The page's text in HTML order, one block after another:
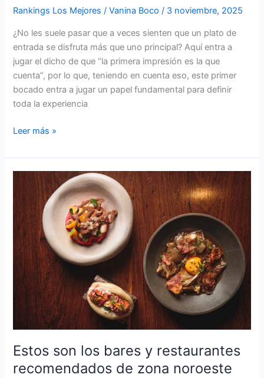
Rankings Los Mejores /Vanina Boco/ 3 noviembre, 2025
¿No les suele pasar que a veces sienten que un plato de
entrada se disfruta más que uno principal? Aquí entra a
jugar el dicho de que “la primera impresión es la que
cuenta”, por lo que, teniendo en cuenta eso, este primer
bocado entra a jugar un papel fundamental para definir
toda la experiencia
Leer más »
Estos son los bares y restaurantes
recomendados de zona noroeste
Estos
bares
restaurantes
recomendados
de
zona
noroeste